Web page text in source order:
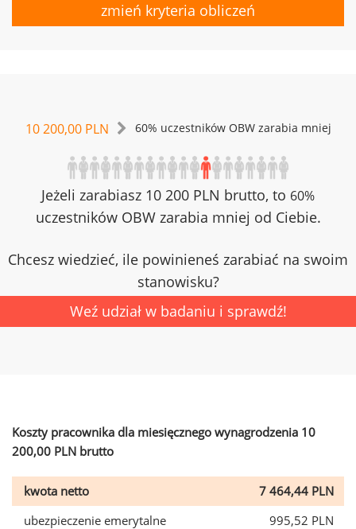
zmień kryteria obliczeń
10 200,00 PLN 60% uczestników OBW zarabia mniej
Jeżeli zarabiasz 10 200 PLN brutto, to 60%
uczestników OBW zarabia mniej od Ciebie.
Chcesz wiedzieć, ile powinieneś zarabiać na swoim
stanowisku?
Weź udział w badaniu i sprawdź!
Koszty pracownika dla miesięcznego wynagrodzenia 10
200,00 PLN brutto
kwota netto
7 464,44 PLN
ubezpieczenie emerytalne
995,52 PLN